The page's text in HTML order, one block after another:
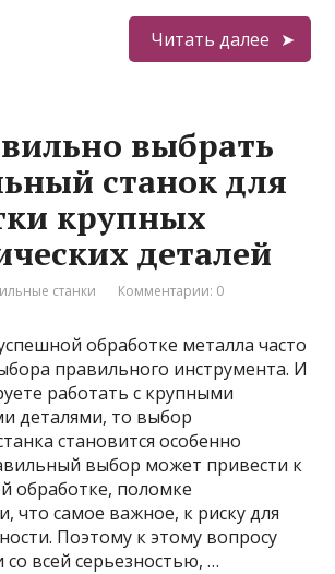
Читать далее
выбрать
станок для
крупных
деталей
станки Комментарии: 0
обработке металла часто
правильного инструмента. И
работать с крупными
деталями, то выбор
становится особенно
выбор может привести к
обработке, поломке
что самое важное, к риску для
Поэтому к этому вопросу
всей серьезностью, …